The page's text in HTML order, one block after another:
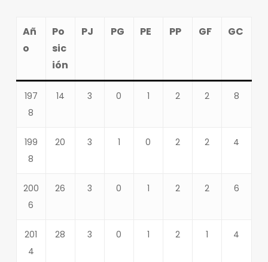
Añ
o
Po
sic
ión
PJ PG PE PP GF GC
197
8
14 3 0 1 2 2 8
199
8
20 3 1 0 2 2 4
200
6
26 3 0 1 2 2 6
201
4
28 3 0 1 2 1 4